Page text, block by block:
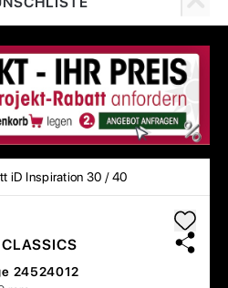
iD Inspiration 30 / 40
24524012